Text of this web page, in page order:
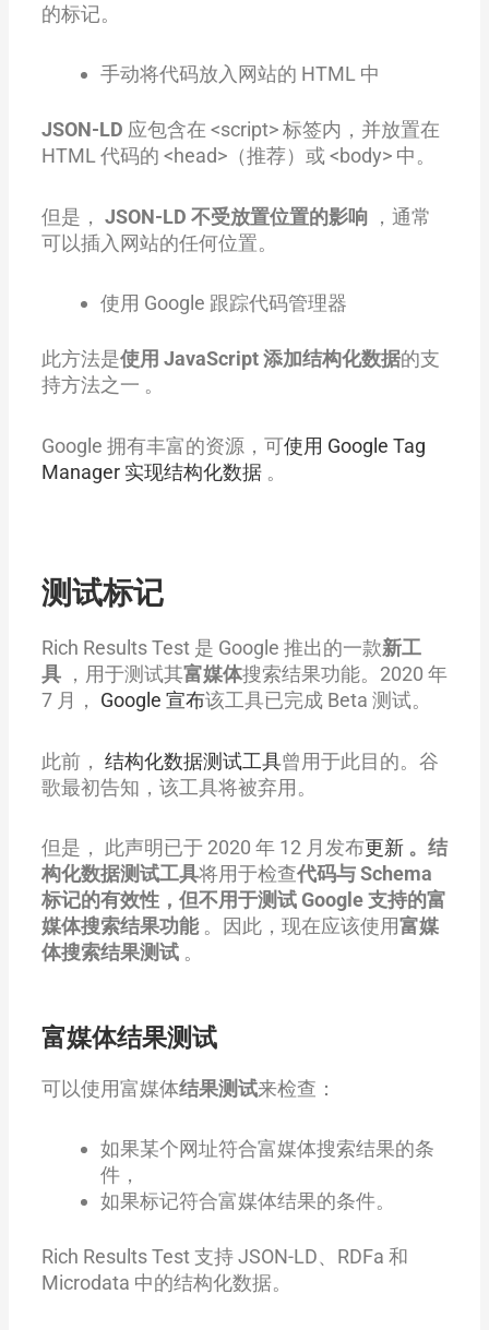
的标记。
手动将代码放入网站的 HTML 中
JSON-LD 应包含在 <script> 标签内，并放置在
HTML 代码的 <head>（推荐）或 <body> 中。
但是， JSON-LD 不受放置位置的影响，通常
可以插入网站的任何位置。
使用 Google 跟踪代码管理器
此方法是使用 JavaScript 添加结构化数据的支
持方法之一 。
Google 拥有丰富的资源，可使用 Google Tag
Manager 实现结构化数据。
测试标记
Rich Results Test 是 Google 推出的一款新工
具，用于测试其富媒体搜索结果功能。2020 年
7 月， Google 宣布该工具已完成 Beta 测试。
此前， 结构化数据测试工具曾用于此目的。谷
歌最初告知，该工具将被弃用。
但是， 此声明已于 2020 年 12 月发布更新 。结
构化数据测试工具将用于检查代码与 Schema
标记的有效性，但不用于测试 Google 支持的富
媒体搜索结果功能。因此，现在应该使用富媒
体搜索结果测试。
富媒体结果测试
可以使用富媒体结果测试来检查：
如果某个网址符合富媒体搜索结果的条
件，
如果标记符合富媒体结果的条件。
Rich Results Test 支持 JSON-LD、RDFa 和
Microdata 中的结构化数据。